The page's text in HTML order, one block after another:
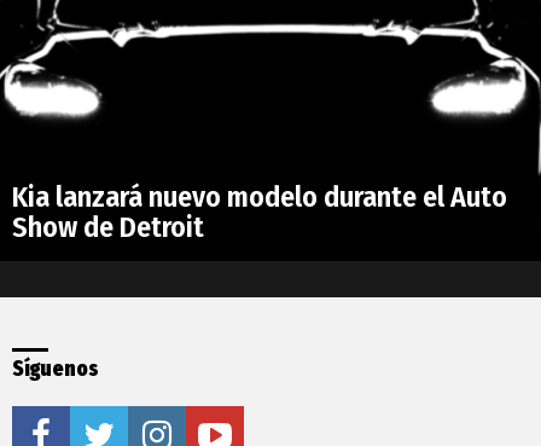
Kia lanzará nuevo modelo durante el Auto
Show de Detroit
Síguenos
facebooktwitter instagramyoutube